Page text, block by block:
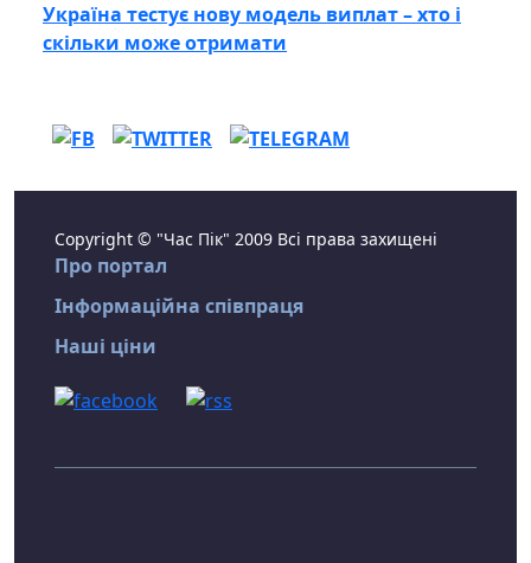
Україна тестує нову модель виплат – хто і
скільки може отримати
Copyright © "Час Пік" 2009 Всі права захищені
Про портал
Інформаційна співпраця
Наші ціни